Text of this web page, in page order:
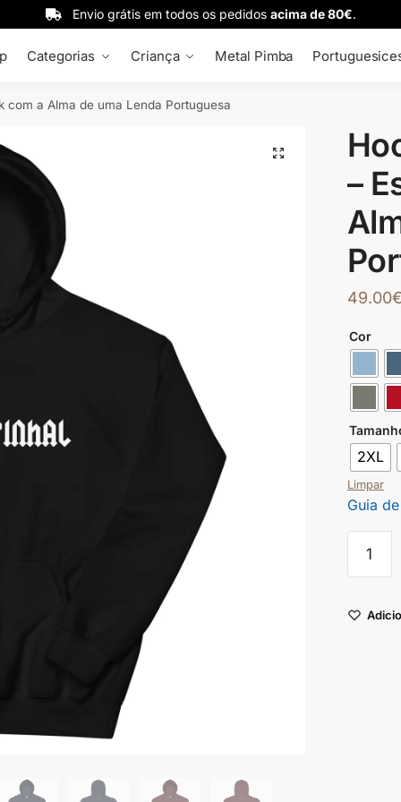
Envio grátis em todos os pedidos acima de 80€.
Categorias Criança Metal Pimba
com a Alma de uma Lenda Portuguesa
🔍
–
49.00
Cor
2XL
Limpar
Guia